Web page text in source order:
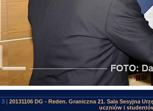
3 | 20131106 DG - Reden. Graniczna 21. Sala Sesyjna
uczniów i